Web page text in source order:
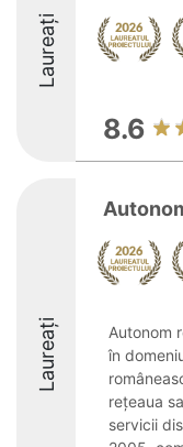
Laureați
8.6
Laureați
Autonom
în
rețeaua
servicii